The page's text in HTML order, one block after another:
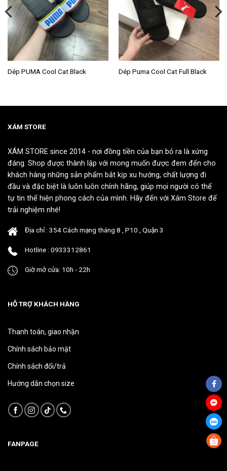
Dép PUMA Cool Cat Black
Sản
biến
tùy
chọn
có
thể
được
chọn
trang
phẩm
Dép Puma Cool Cat Full Black
Sản
tùy
chọn
có
thể
được
trang
XÁM STORE
XÁM STORE since 2014 - nơi đồng tiền của bạn bỏ ra là xứng
đáng. Shop được thành lập với mong muốn được đem đến cho
khách hàng những sản phẩm bắt kịp xu hướng, chất lượng đi
đầu và đặc biệt là luôn luôn chính hãng, giúp mọi người có thể
tự tin thể hiện phong cách của mình. Hãy đến với Xám Store để
trải nghiệm nhé!
Địa chỉ : 354 Cách mạng tháng 8 , P10 , Quận 3
Hotline : 0933312861
Giờ mở cửa: 10h - 22h
HỖ TRỢ KHÁCH HÀNG
Thanh toán, giao nhận
Chính sách bảo mật
Chính sách đổi/trả
Hướng dẫn chọn size
FANPAGE